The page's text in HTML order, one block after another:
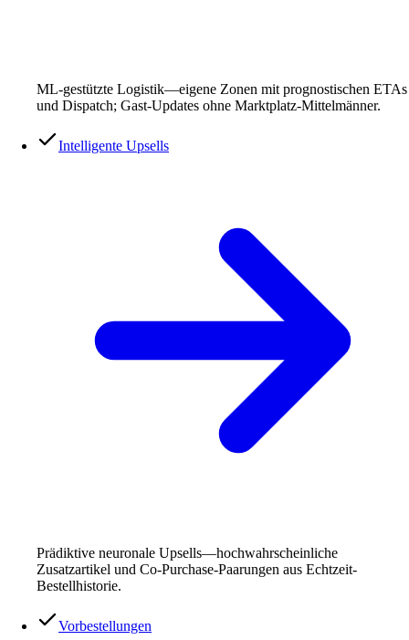
ML-gestützte Logistik—eigene Zonen mit prognostischen ETAs
und Dispatch; Gast-Updates ohne Marktplatz-Mittelmänner.
Intelligente Upsells
Prädiktive neuronale Upsells—hochwahrscheinliche
Zusatzartikel und Co-Purchase-Paarungen aus Echtzeit-
Bestellhistorie.
Vorbestellungen